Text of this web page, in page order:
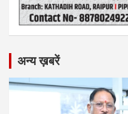
अन्य ख़बरें